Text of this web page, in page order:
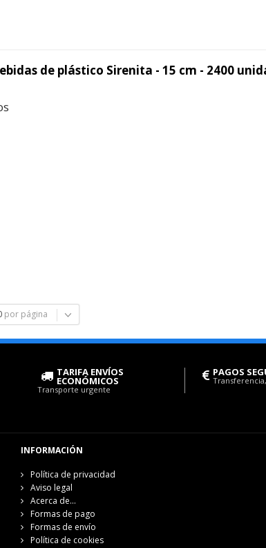
de plástico Sirenita - 15 cm - 2400
por página
TARIFA ENVÍOS
ECONÓMICOS
Transporte urgente
PAGOS
INFORMACIÓN
Política de privacidad
Aviso legal
Acerca de...
Formas de pago
Formas de envío
Política de cookies